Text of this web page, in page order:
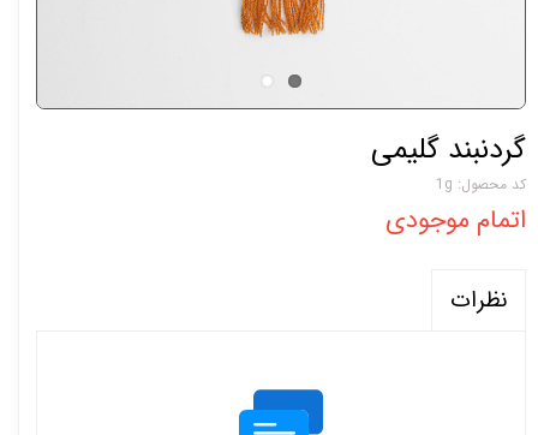
گردنبند گلیمی
کد محصول: 1g
اتمام موجودی
نظرات